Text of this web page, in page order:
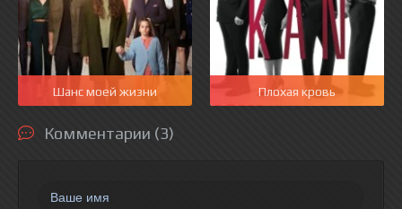
Шанс моей жизни Плохая кровь
Комментарии (3)